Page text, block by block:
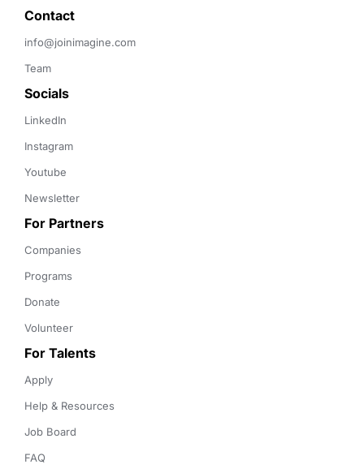
Contact
info@joinimagine.com
Team
Socials
LinkedIn
Instagram
Youtube
Newsletter
For Partners
Companies
Programs
Donate
Volunteer
For Talents
Apply
Help & Resources
Job Board
FAQ